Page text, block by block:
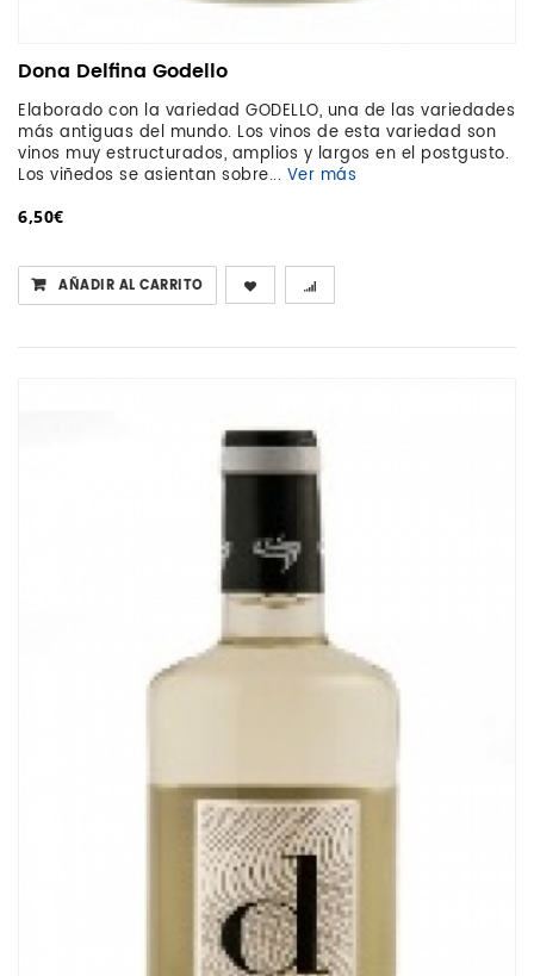
Dona Delfina Godello
Elaborado con la variedad GODELLO, una de las variedades
más antiguas del mundo. Los vinos de esta variedad son
vinos muy estructurados, amplios y largos en el postgusto.
Los viñedos se asientan sobre... Ver más
6,50€
AÑADIR AL CARRITO